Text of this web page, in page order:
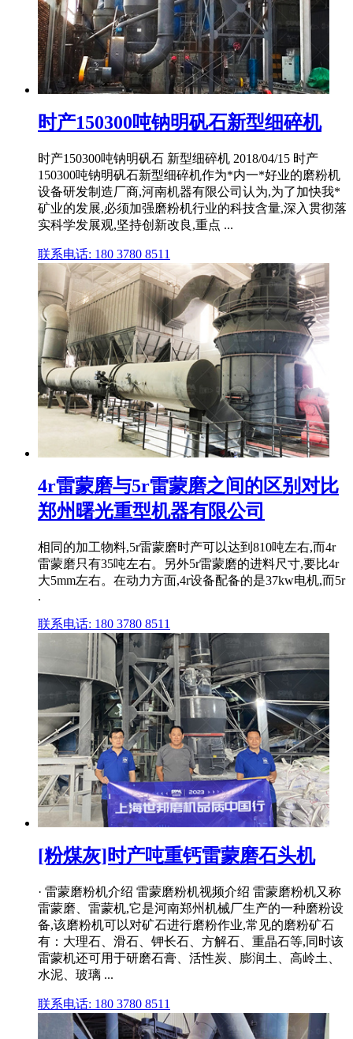
时产150300吨钠明矾石新型细碎机
时产150300吨钠明矾石 新型细碎机 2018/04/15 时产
150300吨钠明矾石新型细碎机作为*内一*好业的磨粉机
设备研发制造厂商,河南机器有限公司认为,为了加快我*
矿业的发展,必须加强磨粉机行业的科技含量,深入贯彻落
实科学发展观,坚持创新改良,重点 ...
联系电话: 180 3780 8511
4r雷蒙磨与5r雷蒙磨之间的区别对比
郑州曙光重型机器有限公司
相同的加工物料,5r雷蒙磨时产可以达到810吨左右,而4r
雷蒙磨只有35吨左右。另外5r雷蒙磨的进料尺寸,要比4r
大5mm左右。在动力方面,4r设备配备的是37kw电机,而5r
.
联系电话: 180 3780 8511
[粉煤灰]时产吨重钙雷蒙磨石头机
· 雷蒙磨粉机介绍 雷蒙磨粉机视频介绍 雷蒙磨粉机又称
雷蒙磨、雷蒙机,它是河南郑州机械厂生产的一种磨粉设
备,该磨粉机可以对矿石进行磨粉作业,常见的磨粉矿石
有：大理石、滑石、钾长石、方解石、重晶石等,同时该
雷蒙机还可用于研磨石膏、活性炭、膨润土、高岭土、
水泥、玻璃 ...
联系电话: 180 3780 8511